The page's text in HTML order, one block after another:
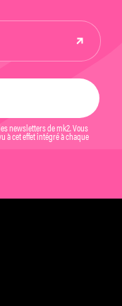
newsletters de mk2. Vous
à cet effet intégré à chaque